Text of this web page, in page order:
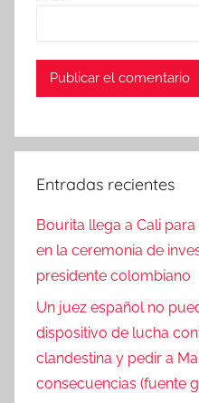
Entradas recientes
Bourita llega a Cali
en la ceremonia de
presidente colombiano
Un juez español no
dispositivo de lucha
clandestina y pedir a
consecuencias (fuente